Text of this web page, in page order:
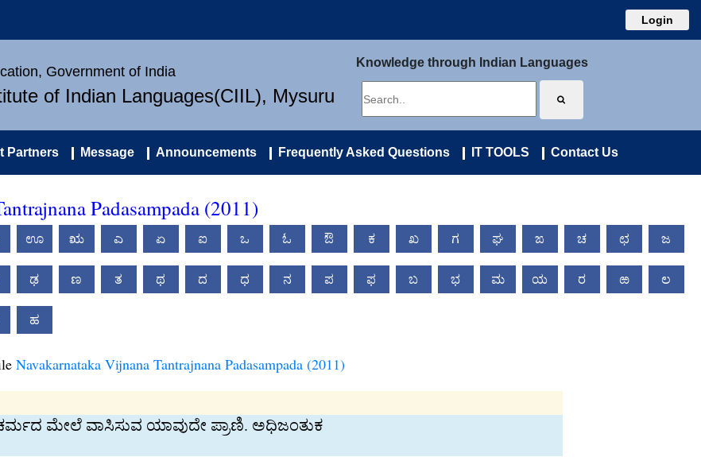
Login
Government of India
of Indian Languages(CIIL), Mysuru
Knowledge through Indian Languages
Partners Message Announcements Frequently Asked Questions IT TOOLS Contact Us
Padasampada (2011)
ಊ ಋ ಎ ಏ ಐ ಒ ಓ ಔ ಕ ಖ ಗ ಘ ಙ ಚ ಛ ಜ
ಢ ಣ ತ ಥ ದ ಧ ನ ಪ ಫ ಬ ಭ ಮ ಯ ರ ಱ ಲ
ಹ
Navakarnataka Vijnana Tantrajnana Padasampada (2011)
ಮೇಲೆ ವಾಸಿಸುವ ಯಾವುದೇ ಪ್ರಾಣಿ. ಅಧಿಜಂತುಕ